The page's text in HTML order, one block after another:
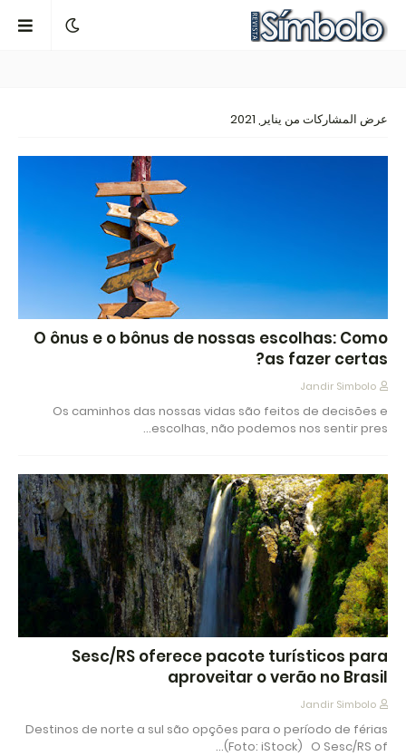
عرض المشاركات من يناير, 2021
O ônus e o bônus de nossas escolhas: Como
as fazer certas?
Jandir Simbolo
Os caminhos das nossas vidas são feitos de decisões e
escolhas, não podemos nos sentir pres…
Sesc/RS oferece pacote turísticos para
aproveitar o verão no Brasil
Jandir Simbolo
Destinos de norte a sul são opções para o período de férias
(Foto: iStock) O Sesc/RS of…